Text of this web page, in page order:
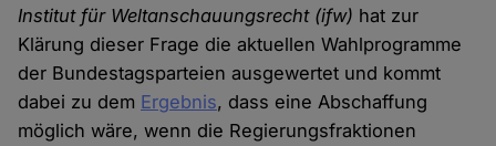
Institut für Weltanschauungsrecht (ifw) hat zur
Klärung dieser Frage die aktuellen Wahlprogramme
der Bundestagsparteien ausgewertet und kommt
dabei zu dem Ergebnis, dass eine Abschaffung
möglich wäre, wenn die Regierungsfraktionen